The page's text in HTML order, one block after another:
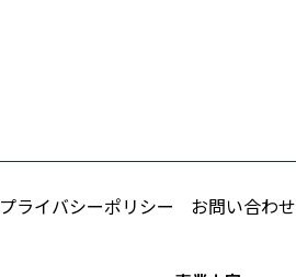
プライバシーポリシー お問い合わせ